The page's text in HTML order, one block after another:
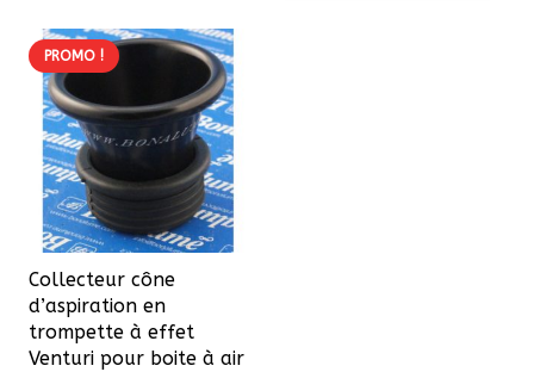
PROMO !
Collecteur cône
d’aspiration en
trompette à effet
Venturi pour boite à air